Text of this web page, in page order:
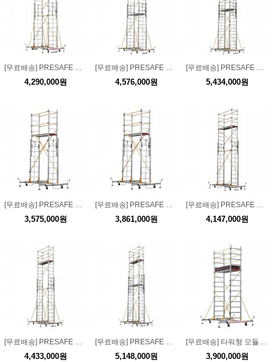
4,290,000원 4,576,000원 5,434,000원
[무료배송] PRESAFE 투피스 스캐폴딩 2x8단 KCS004 고소작업대
3,575,000원
[무료배송] PRESAFE 투피스 스캐폴딩 2x10단 KCS005 고소작업대
3,861,000원
[무료배송] PRESAFE 투피스 스캐폴딩 2x11단 KCS006 고소작업대
4,147,000원
[무료배송] PRESAFE 투피스 스캐폴딩 2x13단 KCS007 고소작업대
4,433,000원
[무료배송] PRESAFE 투피스 스캐폴딩 2x15단 KCS008 고소작업대
5,148,000원
[무료배송] 타워형 모듈식 스캐폴딩 14단 KCSM460
3,900,000원